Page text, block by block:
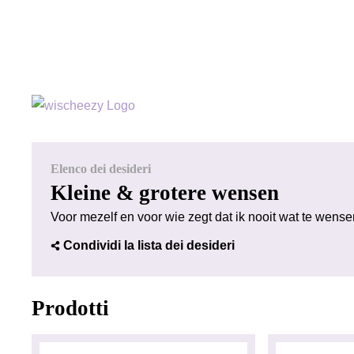
Elenco dei desideri
Kleine & grotere wensen
Voor mezelf en voor wie zegt dat ik nooit wat te
Condividi la lista dei desideri
Prodotti